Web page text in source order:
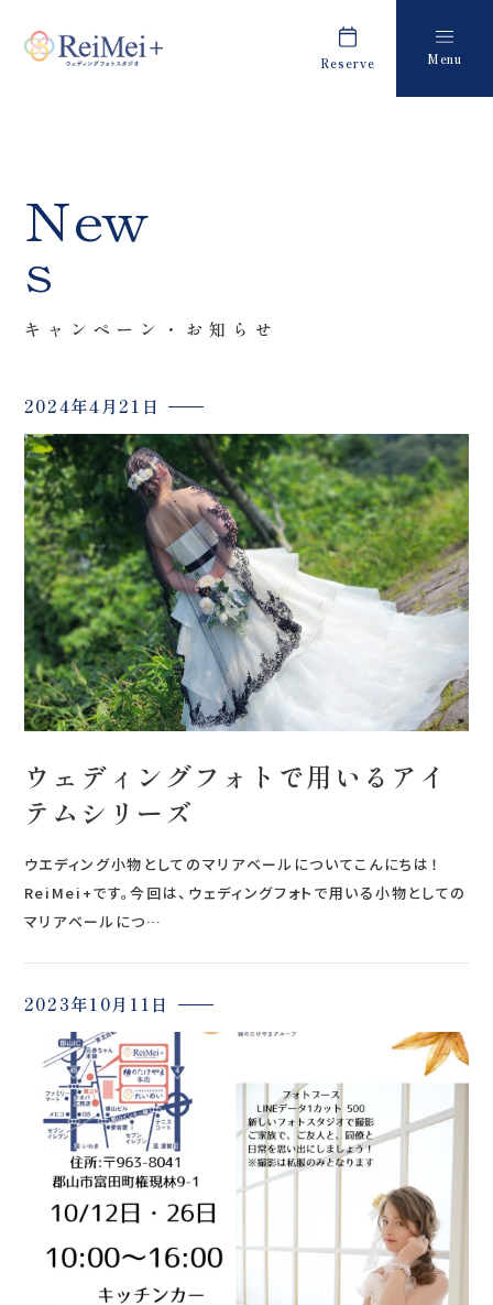
Reserve Menu
〒963-8041
Tel. 0120-05-7536
Time.10:30 - 18:00（年中無休）
来店のご予約
お問い合わせ
Costume
衣装
About us
フォトレタッチ
Studio
スタジオ紹介
Blog
ブログ
会社案内
プライバシーポリシー
New
s
キャンペーン・お知らせ
2024年4月21日
ウェディングフォトで用いるアイ
テムシリーズ
ウエディング小物としてのマリアベールについてこんにちは！
ReiMei+です。今回は、ウェディングフォトで用いる小物としての
マリアベールにつ…
2023年10月11日